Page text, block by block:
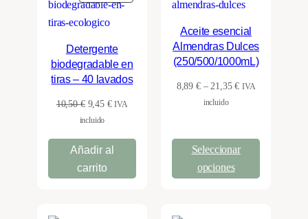
EN
Detergente
biodegradable en
tiras – 40 lavados
10,50€ El
precio
era:
10,50 €.
9,45 €ElIVA
incluido
Añadir al
carrito
Aceite esencial
Almendras Dulces
(250/500/1000mL)
8,89 € – 21,35€Rango
8,89 €
21,35 €
IVA
incluido
Seleccionar
opciones